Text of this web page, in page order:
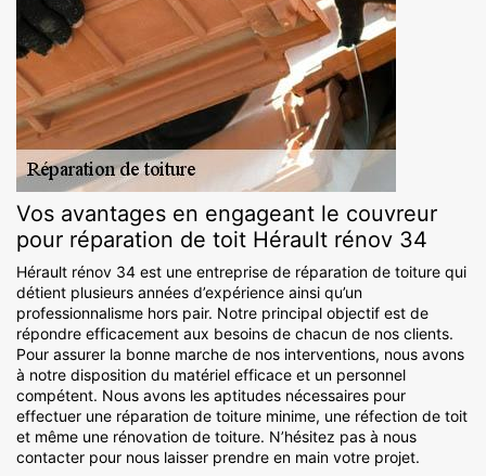
Vos avantages en engageant le couvreur
pour réparation de toit Hérault rénov 34
Hérault rénov 34 est une entreprise de réparation de toiture qui
détient plusieurs années d’expérience ainsi qu’un
professionnalisme hors pair. Notre principal objectif est de
répondre efficacement aux besoins de chacun de nos clients.
Pour assurer la bonne marche de nos interventions, nous avons
à notre disposition du matériel efficace et un personnel
compétent. Nous avons les aptitudes nécessaires pour
effectuer une réparation de toiture minime, une réfection de toit
et même une rénovation de toiture. N’hésitez pas à nous
contacter pour nous laisser prendre en main votre projet.